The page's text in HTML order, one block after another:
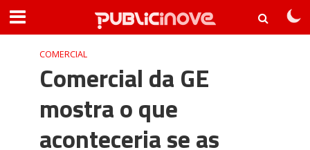
COMERCIAL
Comercial da GE
mostra o que
aconteceria se as